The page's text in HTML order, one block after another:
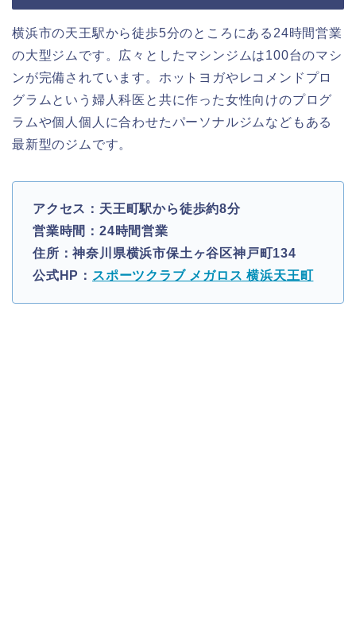
横浜市の天王駅から徒歩5分のところにある24時間営業
の大型ジムです。広々としたマシンジムは100台のマシ
ンが完備されています。ホットヨガやレコメンドプロ
グラムという婦人科医と共に作った女性向けのプログ
ラムや個人個人に合わせたパーソナルジムなどもある
最新型のジムです。
アクセス：天王町駅から徒歩約8分
営業時間：24時間営業
住所：神奈川県横浜市保土ヶ谷区神戸町134
公式HP： スポーツクラブ メガロス 横浜天王町